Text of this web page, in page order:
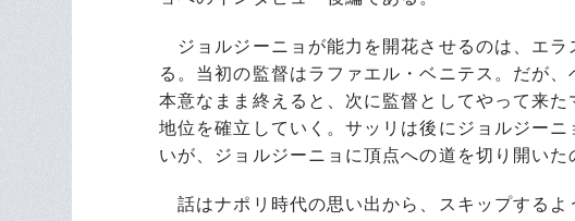
ジョルジーニョが能力を開花させるのは、エラ
る。当初の監督はラファエル・ベニテス。だが
本意なまま終えると、次に監督としてやって来
地位を確立していく。サッリは後にジョルジー
いが、ジョルジーニョに頂点への道を切り開いた
話はナポリ時代の思い出から、スキップする